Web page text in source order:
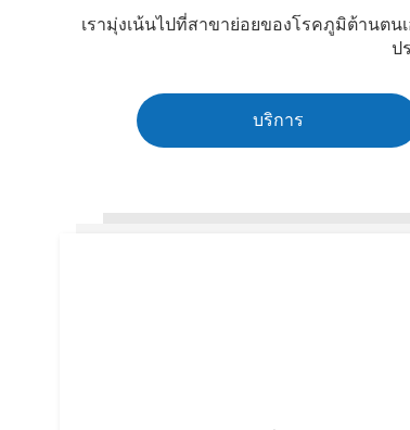
เรามุ่งเน้นไปที่สาขาย่อยของโรคภูมิต้านต
ป
บริการ